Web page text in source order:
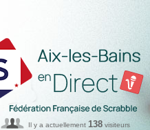
Il y a actuellement 138 visiteurs